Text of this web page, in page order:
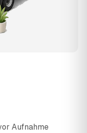
Aufnahme